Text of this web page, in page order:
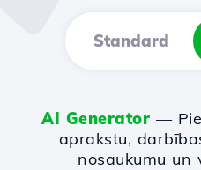
Standard
AI Generator —
aprakstu,
nosaukumu un